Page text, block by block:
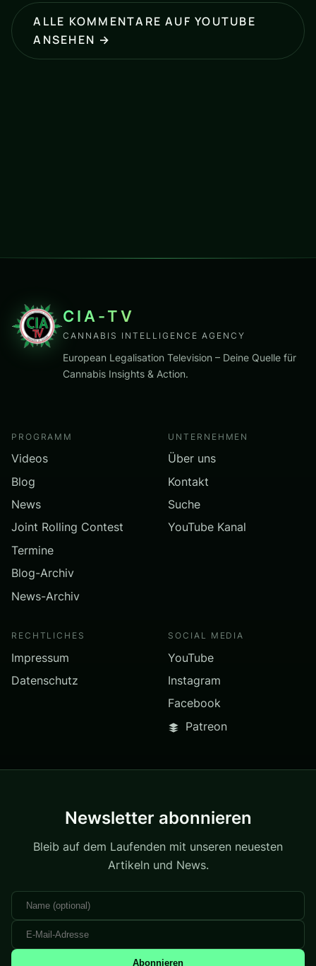
ALLE KOMMENTARE AUF YOUTUBE
ANSEHEN →
CIA-TV
CANNABIS INTELLIGENCE AGENCY
European Legalisation Television – Deine Quelle für
Cannabis Insights & Action.
PROGRAMM
Videos
Blog
News
Joint Rolling Contest
Termine
Blog-Archiv
News-Archiv
UNTERNEHMEN
Über uns
Kontakt
Suche
YouTube Kanal
RECHTLICHES
Impressum
Datenschutz
SOCIAL MEDIA
YouTube
Instagram
Facebook
Patreon
Newsletter abonnieren
Bleib auf dem Laufenden mit unseren neuesten
Artikeln und News.
Abonnieren